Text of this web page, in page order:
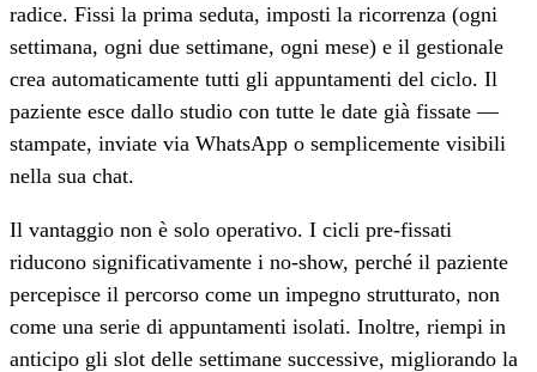
radice. Fissi la prima seduta, imposti la ricorrenza (ogni
settimana, ogni due settimane, ogni mese) e il gestionale
crea automaticamente tutti gli appuntamenti del ciclo. Il
paziente esce dallo studio con tutte le date già fissate —
stampate, inviate via WhatsApp o semplicemente visibili
nella sua chat.
Il vantaggio non è solo operativo. I cicli pre-fissati
riducono significativamente i no-show, perché il paziente
percepisce il percorso come un impegno strutturato, non
come una serie di appuntamenti isolati. Inoltre, riempi in
anticipo gli slot delle settimane successive, migliorando la